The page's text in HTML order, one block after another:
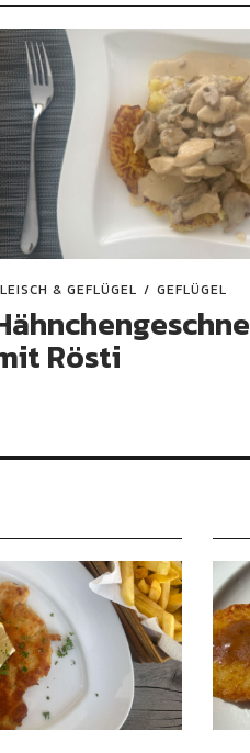
& GEFLÜGEL GEFLÜGEL
Rösti